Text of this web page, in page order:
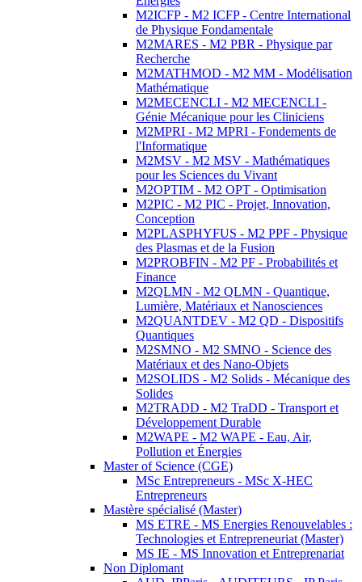
M2ICFP - M2 ICFP - Centre International
de Physique Fondamentale
M2MARES - M2 PBR - Physique par
Recherche
M2MATHMOD - M2 MM - Modélisation
Mathématique
M2MECENCLI - M2 MECENCLI -
Génie Mécanique pour les Cliniciens
M2MPRI - M2 MPRI - Fondements de
l'Informatique
M2MSV - M2 MSV - Mathématiques
pour les Sciences du Vivant
M2OPTIM - M2 OPT - Optimisation
M2PIC - M2 PIC - Projet, Innovation,
Conception
M2PLASPHYFUS - M2 PPF - Physique
des Plasmas et de la Fusion
M2PROBFIN - M2 PF - Probabilités et
Finance
M2QLMN - M2 QLMN - Quantique,
Lumière, Matériaux et Nanosciences
M2QUANTDEV - M2 QD - Dispositifs
Quantiques
M2SMNO - M2 SMNO - Science des
Matériaux et des Nano-Objets
M2SOLIDS - M2 Solids - Mécanique des
Solides
M2TRADD - M2 TraDD - Transport et
Développement Durable
M2WAPE - M2 WAPE - Eau, Air,
Pollution et Énergies
Master of Science (CGE)
MSc Entrepreneurs - MSc X-HEC
Entrepreneurs
Mastère spécialisé (Master)
MS ETRE - MS Energies Renouvelables :
Technologies et Entrepreneuriat (Master)
MS IE - MS Innovation et Entreprenariat
Non Diplomant